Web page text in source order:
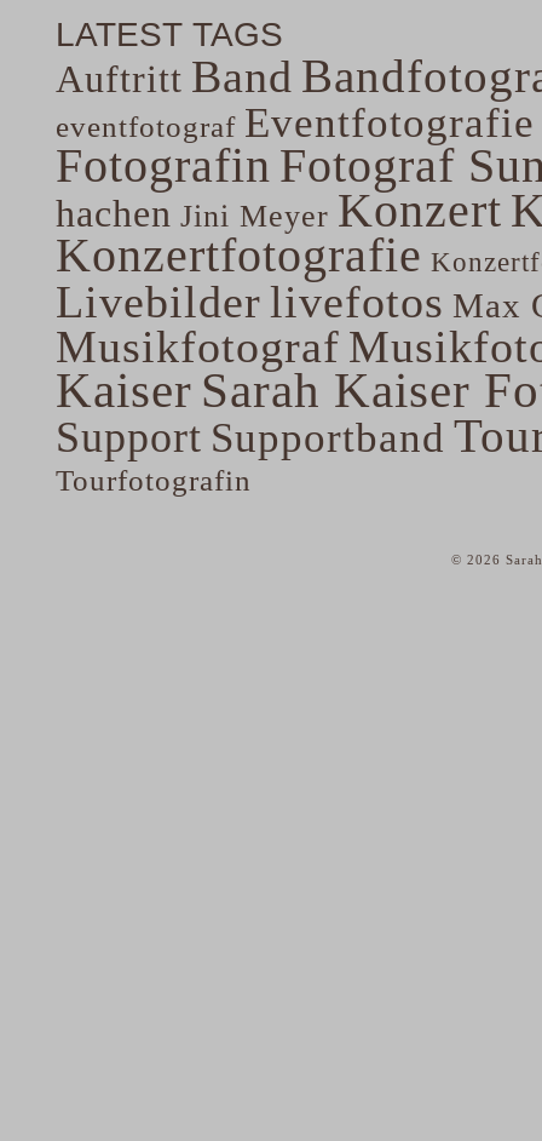
LATEST TAGS
Auftritt Band
eventfotograf Eventfotografie
Fotografin Fotograf
hachen Jini Meyer Konzert
Konzertfotografie
Livebilderlivefotos Max
Musikfotograf
Kaiser Sarah Kaiser
Support Supportband
Tourfotografin
© 2026